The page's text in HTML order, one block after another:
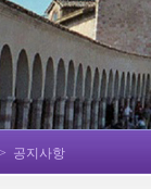
> 공지사항